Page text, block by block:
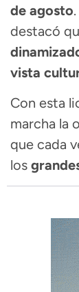
de agosto
destacó
vista
Con esta
marcha la
que cada
los